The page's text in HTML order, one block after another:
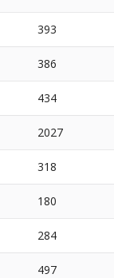
393
386
434
2027
318
180
284
497